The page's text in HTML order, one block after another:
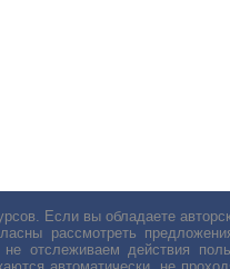
Если вы обладаете
рассмотреть
отслеживаем действия